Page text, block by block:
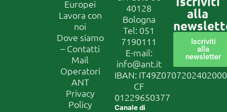
Europei
Lavora con
noi
Dove siamo
– Contatti
Mail
Operatori
ANT
Privacy
Policy
40128
Bologna
Tel: 051
7190111
E-mail:
info@ant.it
IBAN:
CF
01229650377
Canale di
alla
Iscriviti
alla
newsletter